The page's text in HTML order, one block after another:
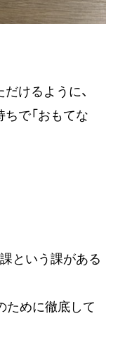
けるように、
で「おもてな
という課がある
ために徹底して